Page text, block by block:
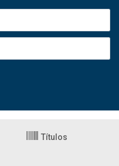
Títulos